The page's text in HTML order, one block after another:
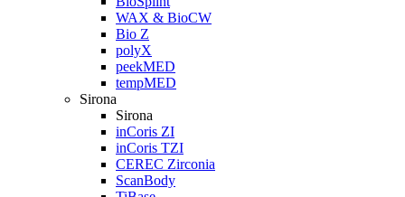
WAX & BioCW
Bio Z
polyX
peekMED
tempMED
Sirona
Sirona
inCoris ZI
inCoris TZI
CEREC Zirconia
ScanBody